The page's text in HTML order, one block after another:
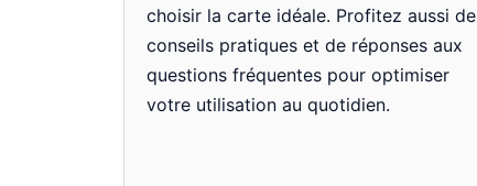
choisir la carte idéale. Profitez aussi de
conseils pratiques et de réponses aux
questions fréquentes pour optimiser
votre utilisation au quotidien.